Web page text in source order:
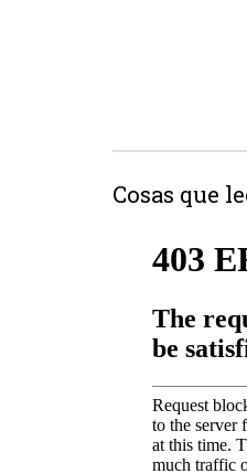
Cosas que